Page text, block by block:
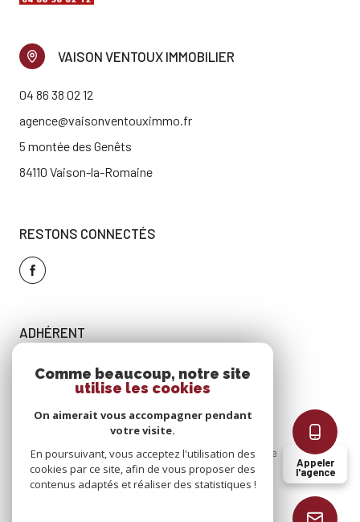
Appeler
l'agence
VAISON VENTOUX IMMOBILIER
04 86 38 02 12
agence@vaisonventouximmo.fr
5 montée des Genêts
84110 Vaison-la-Romaine
RESTONS CONNECTÉS
ADHÉRENT
Nos
partenaires
Mentions
légales
Admin
Nos
honoraires
Politique
RGPD
Cookies
Comme beaucoup, notre site
utilise les cookies
On aimerait vous accompagner pendant
votre visite.
En poursuivant, vous acceptez l'utilisation des
cookies par ce site, afin de vous proposer des
contenus adaptés et réaliser des statistiques !